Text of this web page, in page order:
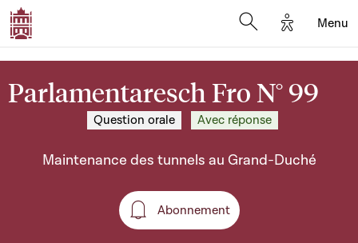
Options
Menu
Parlamentaresch Fro N° 99
Question orale Avec réponse
Maintenance des tunnels au Grand-Duché
Abonnement
Abonnement